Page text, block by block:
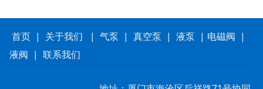
首页| 关于我们 | 气泵 | 真空泵 | 液泵 | 电磁阀 |
液阀 | 联系我们